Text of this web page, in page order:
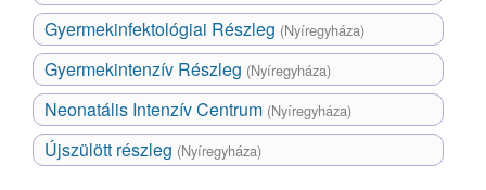
Gyermekinfektológiai Részleg (Nyíregyháza)
Gyermekintenzív Részleg (Nyíregyháza)
Neonatális Intenzív Centrum (Nyíregyháza)
Újszülött részleg (Nyíregyháza)